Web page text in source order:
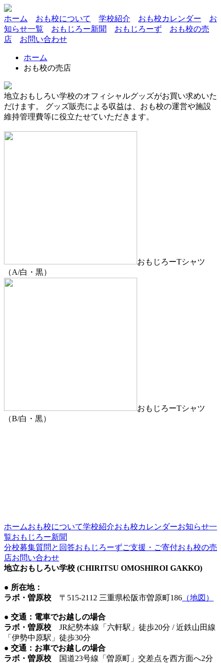
ホーム おも校について 学校紹介 おも校カレンダー
お
知らせ一覧
おもじろー新聞 おもじろーず
おも校の売
店
お問い合わせ
ホーム
おも校の売店
地立おもしろい学校のオフィシャルグッズがお買い求めいた
だけます。 グッズ販売による収益は、おも校の運営や施設
維持管理費等に役立たせていただきます。
おもじろーTシャツ
（A/白・黒）
おもじろーTシャツ
（B/白・黒）
ホームおも校について学校紹介おも校カレンダーお知らせ一
覧おもじろー新聞
分校募集質問と回答おもじろーずご支援・ご寄付おも校の売
店お問い合わせ
地立おもしろい学校 (CHIRITSU OMOSHIROI GAKKO)
● 所在地：
ラボ・曽原校 〒515-2112 三重県松阪市曽原町186 （地図）
● 交通：電車でお越しの場合
ラボ・曽原校 JR紀勢本線「六軒駅」徒歩20分 / 近鉄山田線
「伊勢中原駅」徒歩30分
● 交通：お車でお越しの場合
ラボ・曽原校 国道23号線「曽原町」交差点を西方面へ2分